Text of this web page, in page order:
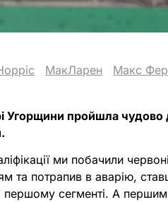
МакЛарен Макс
Угорщини пройшла
ми побачили
та потрапив в аварію,
першому сегменті. А